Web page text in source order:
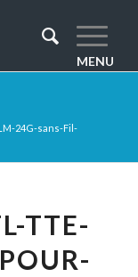
24G-sans-Fil-
TTE-